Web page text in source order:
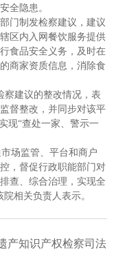
全隐患。
门制发检察建议，建议
区内入网餐饮服务提供
食品安全义务，及时在
商家资质信息，消除食
察建议的整改情况，表
督整改，并同步对该平
现“查处一家、警示一
场监管、平台和商户
，督促行政职能部门对
查、综合治理，实现全
相关负责人表示。
产知识产权检察司法